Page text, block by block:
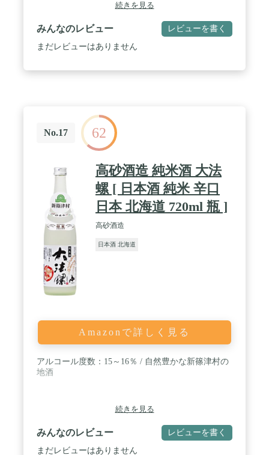
続きを見る
みんなのレビュー レビューを書く
まだレビューはありません
No.17 62
高砂酒造 純米酒 大法
螺 [ 日本酒 純米 辛口
日本 北海道 720ml 瓶 ]
高砂酒造
日本酒 北海道
Amazonで詳しく見る
アルコール度数：15～16％ / 自然豊かな新篠津村の
地酒
続きを見る
みんなのレビュー レビューを書く
まだレビューはありません